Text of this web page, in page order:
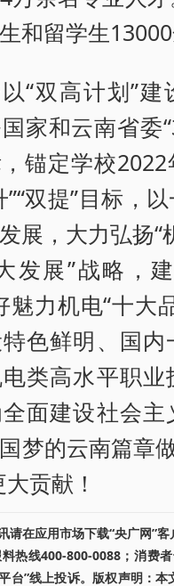
和留学生13000
“双高计划”建
家和云南省委
锚定学校
”“双提”目标，
展，大力弘扬“
发展”战略，
魅力机电“十大
色鲜明、国内
类高水平职业
面建设社会主
梦的云南篇章
贡献！
请在应用市场下载“央广网”
热线400-800-0088；消费
台”线上投诉。版权声明：本